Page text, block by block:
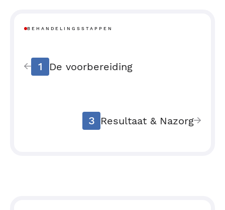
BEHANDELINGSSTAPPEN
1 De voorbereiding
3 Resultaat & Nazorg